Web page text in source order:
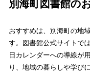
別海町図書館の
おすすめは、別海町の地
す。図書館公式サイトで
日カレンダーへの導線が
り、地域の暮らしや学び